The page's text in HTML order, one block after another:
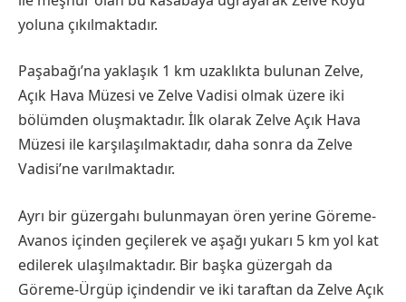
yoluna çıkılmaktadır.
Paşabağı’na yaklaşık 1 km uzaklıkta bulunan Zelve,
Açık Hava Müzesi ve Zelve Vadisi olmak üzere iki
bölümden oluşmaktadır. İlk olarak Zelve Açık Hava
Müzesi ile karşılaşılmaktadır, daha sonra da Zelve
Vadisi’ne varılmaktadır.
Ayrı bir güzergahı bulunmayan ören yerine Göreme-
Avanos içinden geçilerek ve aşağı yukarı 5 km yol kat
edilerek ulaşılmaktadır. Bir başka güzergah da
Göreme-Ürgüp içindendir ve iki taraftan da Zelve Açık